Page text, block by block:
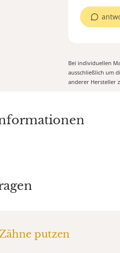
Bei individuellen
ausschließlich um
anderer Hersteller
putzen